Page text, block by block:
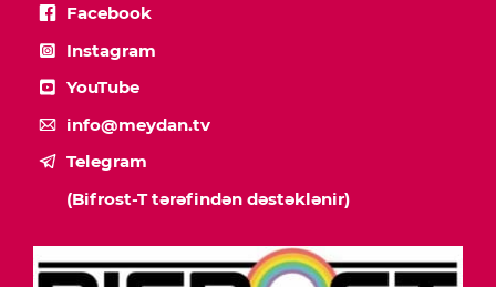
Facebook
Instagram
YouTube
info@meydan.tv
Telegram
(Bifrost-T tərəfindən dəstəklənir)